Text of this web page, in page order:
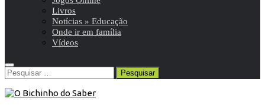
Livros
Notícias » Educação
Onde ir em família
Vídeos
Pesquisar
por: